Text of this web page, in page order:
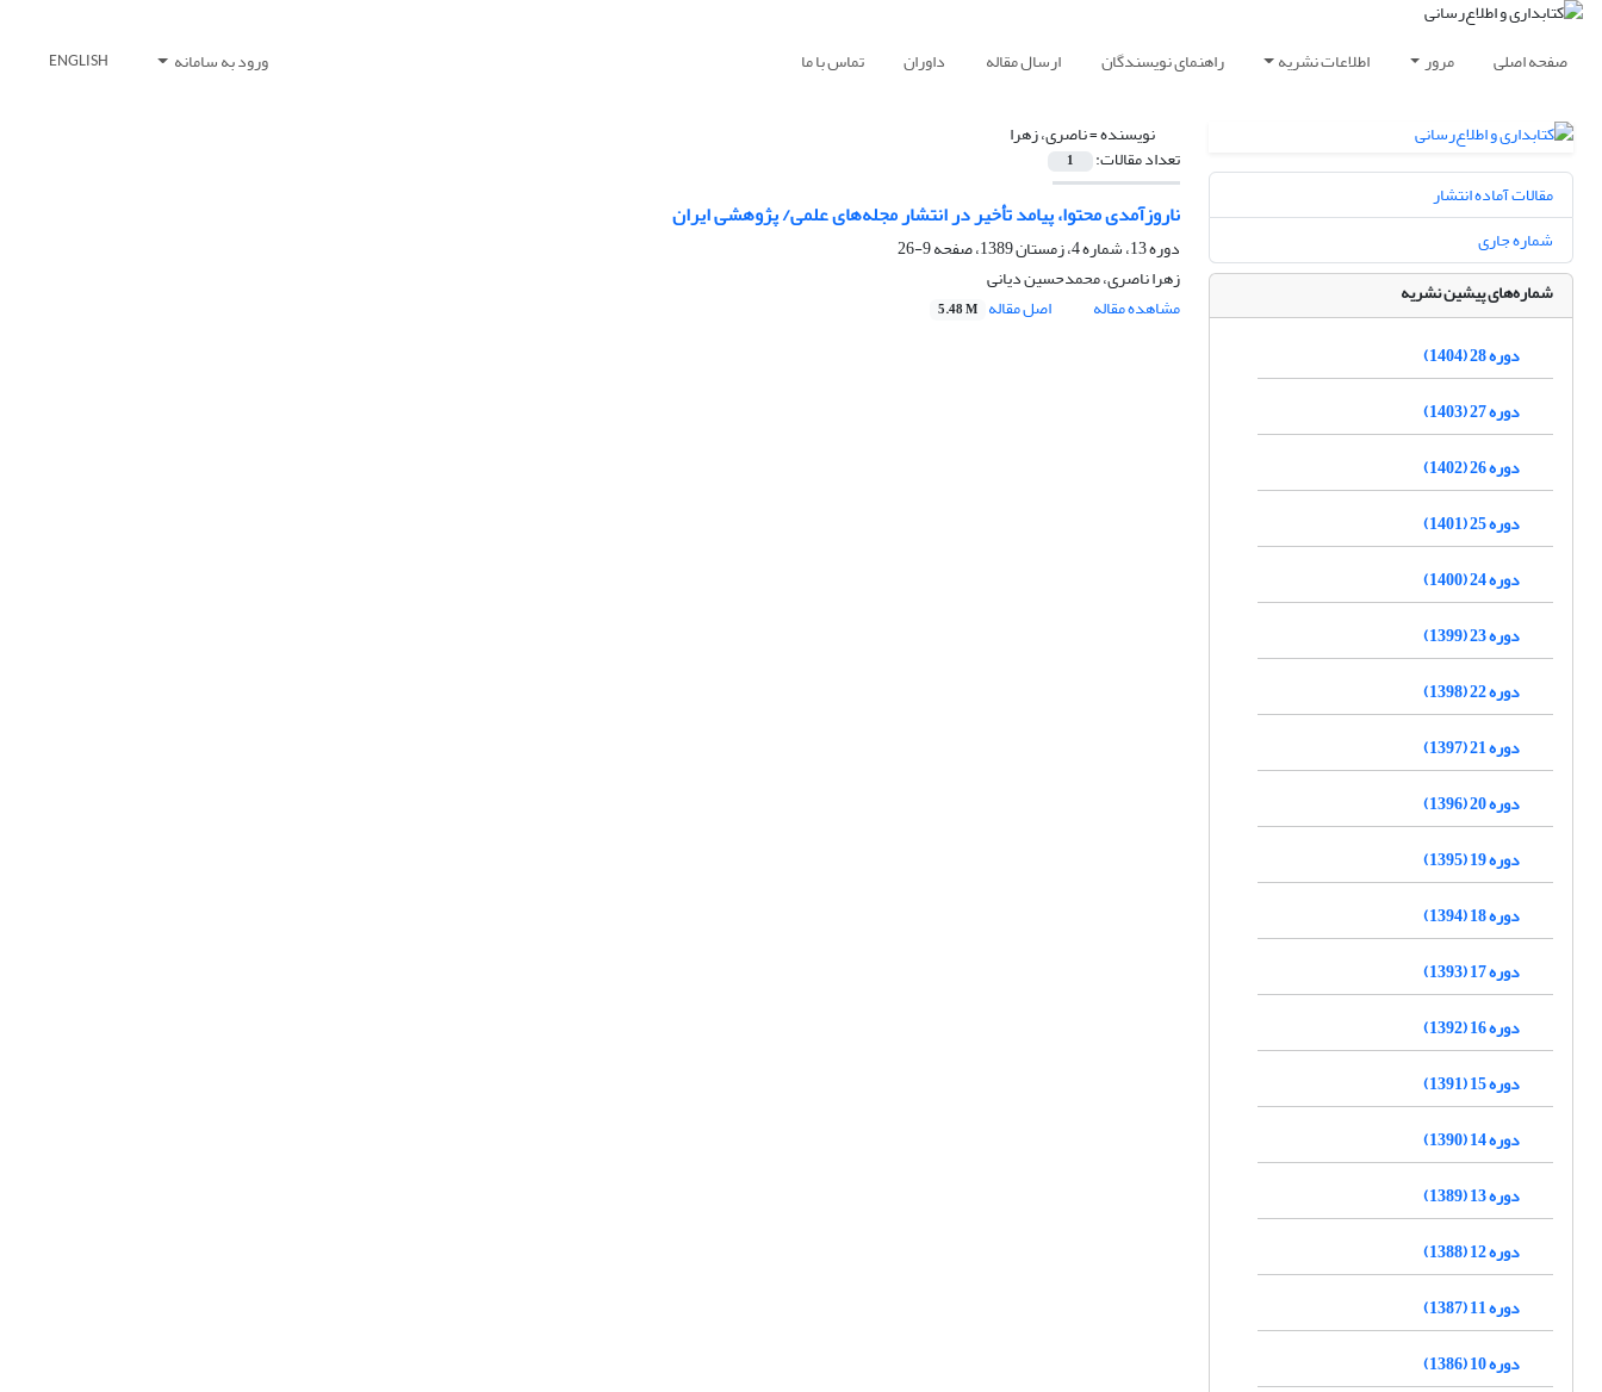
صفحه اصلی مرور اطلاعات نشریه راهنمای نویسندگان ارسال مقاله داوران تماس با ما ورود به سامانه ENGLISH
نویسنده =ناصری، زهرا
تعداد مقالات: 1
ناروزآمدی محتوا، پیامد تأخیر در انتشار مجله‌های علمی/ پژوهشی ایران
دوره 13، شماره 4، زمستان 1389، صفحه
9-26
زهرا ناصری، محمدحسین دیانی
مشاهده مقاله
اصل مقاله 5.48 M
مقالات آماده انتشار
شماره جاری
شماره‌های پیشین نشریه
دوره 28 (1404)
دوره 27 (1403)
دوره 26 (1402)
دوره 25 (1401)
دوره 24 (1400)
دوره 23 (1399)
دوره 22 (1398)
دوره 21 (1397)
دوره 20 (1396)
دوره 19 (1395)
دوره 18 (1394)
دوره 17 (1393)
دوره 16 (1392)
دوره 15 (1391)
دوره 14 (1390)
دوره 13 (1389)
دوره 12 (1388)
دوره 11 (1387)
دوره 10 (1386)